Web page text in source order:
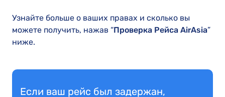
Узнайте больше о ваших правах и сколько вы
можете получить, нажав “Проверка Рейса AirAsia”
ниже.
Если ваш рейс был задержан,